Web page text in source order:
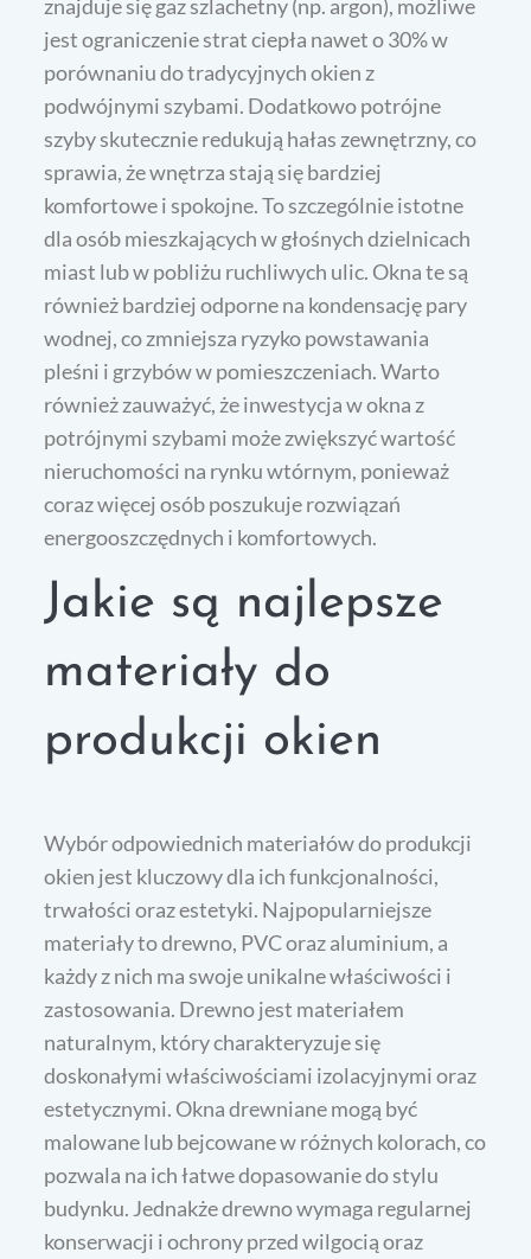
znajduje się gaz szlachetny (np. argon), możliwe
jest ograniczenie strat ciepła nawet o 30% w
porównaniu do tradycyjnych okien z
podwójnymi szybami. Dodatkowo potrójne
szyby skutecznie redukują hałas zewnętrzny, co
sprawia, że wnętrza stają się bardziej
komfortowe i spokojne. To szczególnie istotne
dla osób mieszkających w głośnych dzielnicach
miast lub w pobliżu ruchliwych ulic. Okna te są
również bardziej odporne na kondensację pary
wodnej, co zmniejsza ryzyko powstawania
pleśni i grzybów w pomieszczeniach. Warto
również zauważyć, że inwestycja w okna z
potrójnymi szybami może zwiększyć wartość
nieruchomości na rynku wtórnym, ponieważ
coraz więcej osób poszukuje rozwiązań
energooszczędnych i komfortowych.
Jakie są najlepsze
materiały do
produkcji okien
Wybór odpowiednich materiałów do produkcji
okien jest kluczowy dla ich funkcjonalności,
trwałości oraz estetyki. Najpopularniejsze
materiały to drewno, PVC oraz aluminium, a
każdy z nich ma swoje unikalne właściwości i
zastosowania. Drewno jest materiałem
naturalnym, który charakteryzuje się
doskonałymi właściwościami izolacyjnymi oraz
estetycznymi. Okna drewniane mogą być
malowane lub bejcowane w różnych kolorach, co
pozwala na ich łatwe dopasowanie do stylu
budynku. Jednakże drewno wymaga regularnej
konserwacji i ochrony przed wilgocią oraz